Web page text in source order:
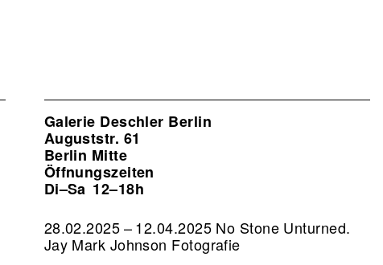
Galerie Deschler Berlin
Auguststr. 61
Berlin Mitte
Öffnungszeiten
Di–Sa 12–18h
28.02.2025 – 12.04.2025 No Stone Unturned.
Jay Mark Johnson Fotografie